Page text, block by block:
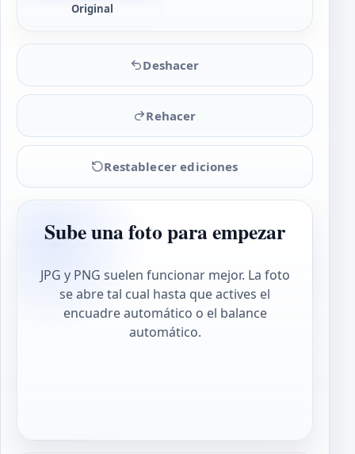
Original
Deshacer
Rehacer
Restablecer ediciones
Sube una foto para empezar
JPG y PNG suelen funcionar mejor. La foto
se abre tal cual hasta que actives el
encuadre automático o el balance
automático.